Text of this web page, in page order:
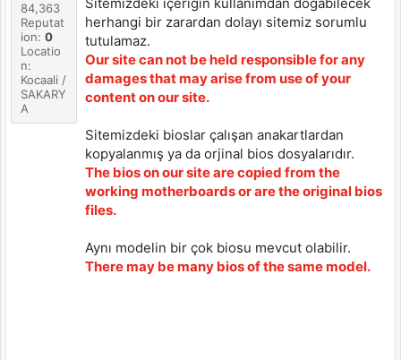
84,363
Reputat
ion:0
Locatio
n:
Kocaali /
SAKARY
A
Sitemizdeki içeriğin kullanımdan doğabilecek
herhangi bir zarardan dolayı sitemiz sorumlu
tutulamaz.
Our site can not be held responsible for any
damages that may arise from use of your
content on our site.
Sitemizdeki bioslar çalışan anakartlardan
kopyalanmış ya da orjinal bios dosyalarıdır.
The bios on our site are copied from the
working motherboards or are the original bios
files.
Aynı modelin bir çok biosu mevcut olabilir.
There may be many bios of the same model.